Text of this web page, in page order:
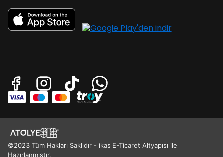
©2023 Tüm Hakları Saklıdır - ikas E-Ticaret Altyapısı ile
Hazırlanmıştır.